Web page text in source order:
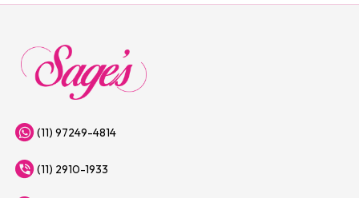
(11) 97249-4814
(11) 2910-1933